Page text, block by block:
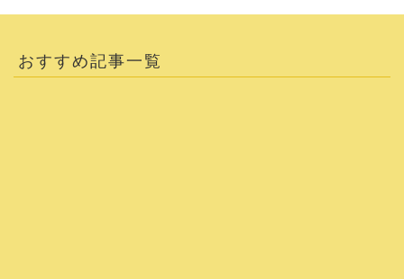
おすすめ記事一覧